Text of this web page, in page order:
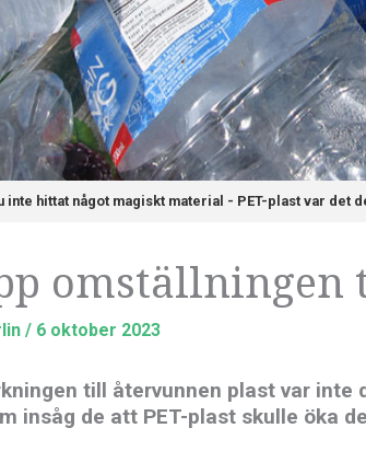
inte hittat något magiskt material - PET-plast var det
/ 6 oktober 2023
till återvunnen plast var inte
insåg de att PET-plast skulle öka